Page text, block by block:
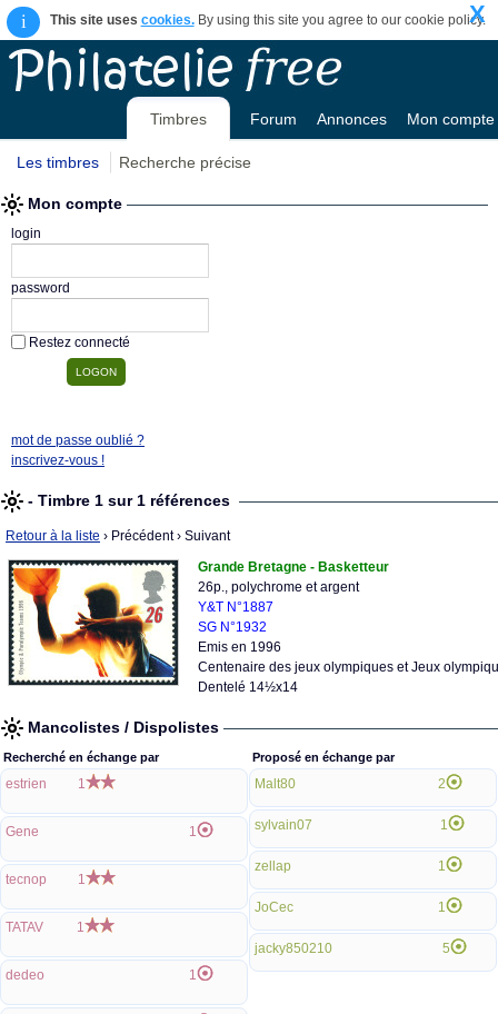
i This site uses cookies.By using this site you agree to our cookie policy.
X
Timbres Forum Annonces Mon compte
Les timbres Recherche précise
Mon compte
login
password
Restez connecté
mot de passe oublié ?
inscrivez-vous !
- Timbre 1 sur 1 références
Retour à la liste › Précédent› Suivant
Grande Bretagne - Basketteur
26p., polychrome et argent
Y&T N°1887
SG N°1932
Emis en 1996
Centenaire des jeux olympiques et Jeux
Dentelé 14½x14
Mancolistes / Dispolistes
Recherché en échange par
estrien 1
Gene 1
tecnop 1
TATAV 1
dedeo 1
Proposé en échange par
Malt80 2
sylvain07 1
zellap 1
JoCec 1
jacky850210 5